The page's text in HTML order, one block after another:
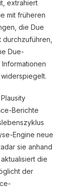
extrahiert
mit früheren
die Due
Due-
Berichte
Engine neue
sie anhand
die
der